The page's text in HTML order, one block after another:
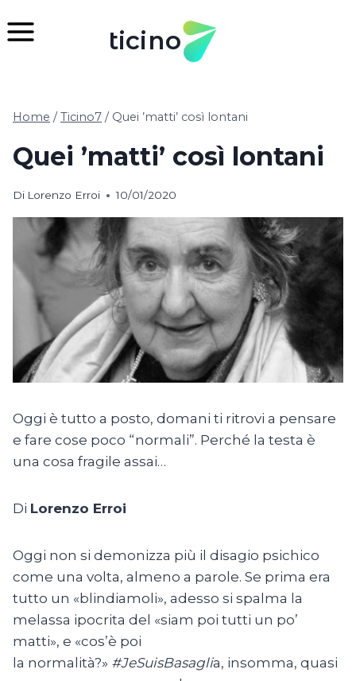
al
ticino
Home / Ticino7 / Quei ’matti’ così lontani
Quei ’matti’ così lontani
Di Lorenzo Erroi 10/01/2020
Oggi è tutto a posto, domani ti ritrovi a pensare
e fare cose poco “normali”. Perché la testa è
una cosa fragile assai…
Di Lorenzo Erroi
Oggi non si demonizza più il disagio psichico
come una volta, almeno a parole. Se prima era
tutto un «blindiamoli», adesso si spalma la
melassa ipocrita del «siam poi tutti un po’
matti», e «cos’è poi
la normalità?» #JeSuisBasaglia, insomma, quasi